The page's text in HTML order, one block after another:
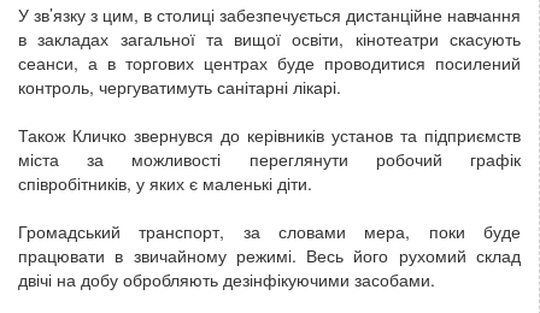
У зв’язку з цим, в столиці забезпечується дистанційне навчання
в закладах загальної та вищої освіти, кінотеатри скасують
сеанси, а в торгових центрах буде проводитися посилений
контроль, чергуватимуть санітарні лікарі.
Також Кличко звернувся до керівників установ та підприємств
міста за можливості переглянути робочий графік
співробітників, у яких є маленькі діти.
Громадський транспорт, за словами мера, поки буде
працювати в звичайному режимі. Весь його рухомий склад
двічі на добу обробляють дезінфікуючими засобами.